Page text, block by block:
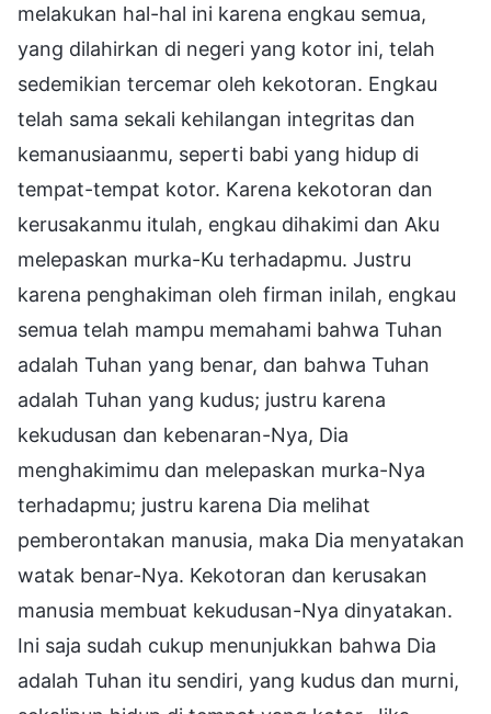
melakukan hal-hal ini karena engkau semua,
yang dilahirkan di negeri yang kotor ini, telah
sedemikian tercemar oleh kekotoran. Engkau
telah sama sekali kehilangan integritas dan
kemanusiaanmu, seperti babi yang hidup di
tempat-tempat kotor. Karena kekotoran dan
kerusakanmu itulah, engkau dihakimi dan Aku
melepaskan murka-Ku terhadapmu. Justru
karena penghakiman oleh firman inilah, engkau
semua telah mampu memahami bahwa Tuhan
adalah Tuhan yang benar, dan bahwa Tuhan
adalah Tuhan yang kudus; justru karena
kekudusan dan kebenaran-Nya, Dia
menghakimimu dan melepaskan murka-Nya
terhadapmu; justru karena Dia melihat
pemberontakan manusia, maka Dia menyatakan
watak benar-Nya. Kekotoran dan kerusakan
manusia membuat kekudusan-Nya dinyatakan.
Ini saja sudah cukup menunjukkan bahwa Dia
adalah Tuhan itu sendiri, yang kudus dan murni,